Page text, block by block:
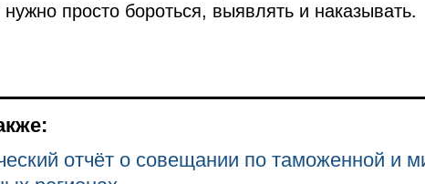
просто бороться, выявлять и наказывать.
отчёт о совещании по таможенной и